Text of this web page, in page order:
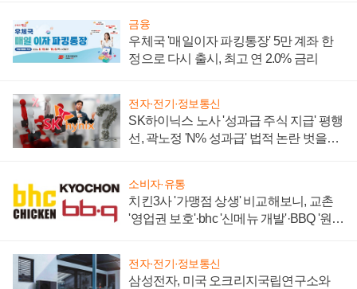
금융
우체국 '매일이자 파킹통장' 5만 계좌 한
정으로 다시 출시, 최고 연 2.0% 금리
전자·전기·정보통신
SK하이닉스 노사 '성과급 주식 지급' 평행
선, 곽노정 'N% 성과급' 법적 논란 벗을지
소비자·유통
치킨3사 '가맹점 상생' 비교해보니, 교촌
'영업권 보호'·bhc '신메뉴 개발'·BBQ '원가
전자·전기·정보통신
삼성전자, 미국 오크리지국립연구소와